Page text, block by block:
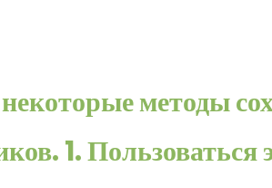
методы
1. Пользоваться